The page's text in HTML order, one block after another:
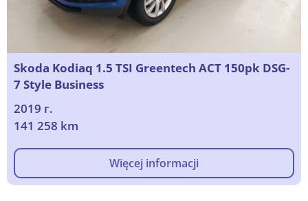
Skoda Kodiaq 1.5 TSI Greentech ACT 150pk DSG-
7 Style Business
2019 г.
141 258 km
Więcej informacji